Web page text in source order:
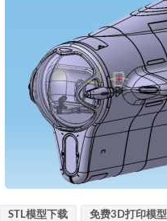
STL模型下载 免费3D打印模型